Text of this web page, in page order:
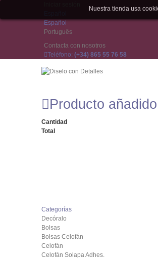
Español
Português
Contacta con nosotros
Teléfono: (+34) 865 55 76 58
Producto
Cantidad
Total
Categorías
Decóralo
Bolsas
Bolsas Celofán
Celofán
Celofán Solapa Adhes.
Nuestra tienda usa